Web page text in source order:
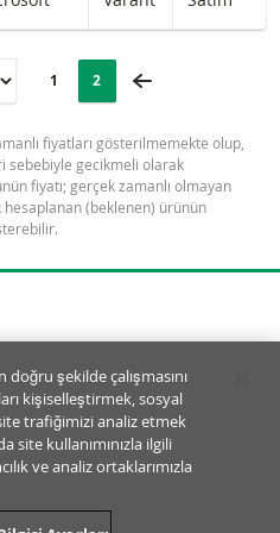
SAYFA
PAGE
1 Selected:
SON SAYFA
2
fiyatları gösterilmemekte olup,
sebebiyle gecikmeli olarak
fiyatı; gerçek zamanlı olmayan
hesaplanan (beklenen) ürünün
Gizlilik
şekilde çalışmasını
kişiselleştirmek, sosyal
trafiğimizi analiz etmek
site kullanımınızla ilgili
ve analiz ortaklarımızla